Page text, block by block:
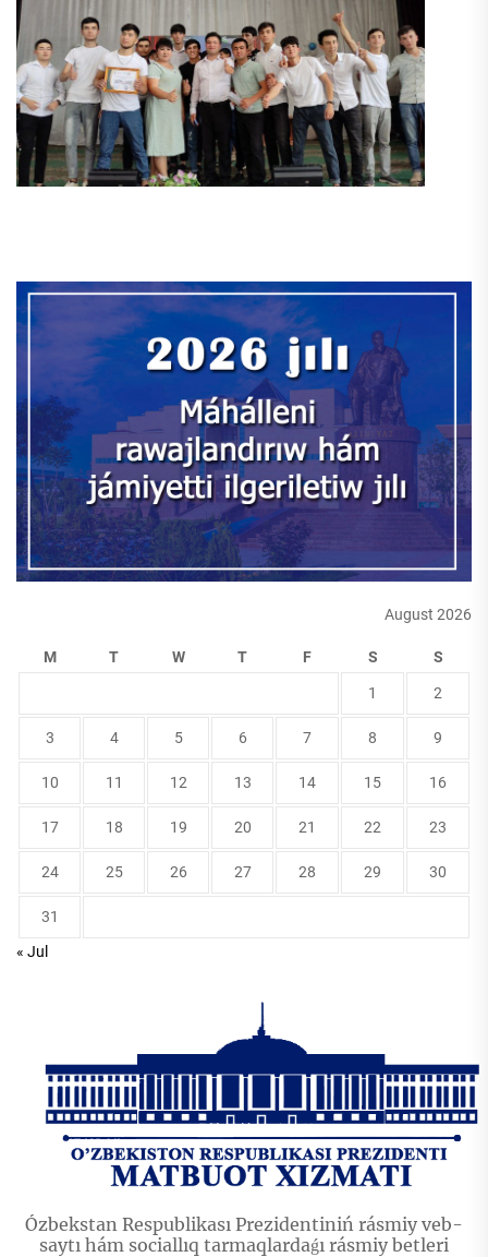
August 2026
M T W T F S S
1 2
3 4 5 6 7 8 9
10 11 12 13 14 15 16
17 18 19 20 21 22 23
24 25 26 27 28 29 30
31
« Jul
Ózbekstan Respublikası Prezidentiniń rásmiy veb-
saytı hám sociallıq tarmaqlardaǵı rásmiy betleri